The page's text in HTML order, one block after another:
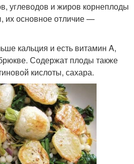
углеводов и жиров корнеплоды
их основное отличие —
кальция и есть витамин A,
Содержат плоды также
кислоты, сахара.